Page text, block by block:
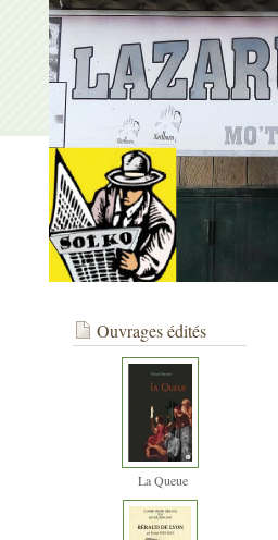
Ouvrages édités
La Queue